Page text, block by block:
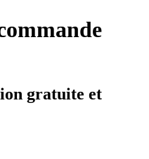
gratuite et